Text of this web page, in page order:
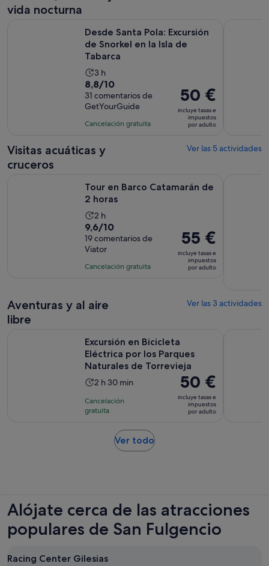
11 horas
vida nocturna
Desde Santa Pola: Excursión
de Snorkel en la Isla de
Tabarca
La
duración
de
la
actividad
de
3 horas
3 h
8.8
sobre
10
con
comentarios
8,8/10
31 comentarios de
GetYourGuide
Cancelación gratuita
El
precio
es
de
por
50 €
incluye tasas e
impuestos
por adulto
Visitas acuáticas y
cruceros
Ver las 5 actividades
Tour en Barco Catamarán de
2 horas
La
duración
de
la
actividad
2 horas
2 h
9.6
sobre
10
con
9,6/10
19 comentarios de
Viator
Cancelación gratuita
El
precio
es
de
adulto
55 €
incluye tasas e
impuestos
por adulto
Aventuras y al aire
libre
Ver las 3 actividades
Excursión en Bicicleta
Eléctrica por los Parques
Naturales de Torrevieja
La
de
actividad
2 h 30 min
Cancelación
gratuita
El
precio
es
de
50 €
incluye tasas e
impuestos
por adulto
Ver todoSe
Alójate cerca de las atracciones
populares de San Fulgencio
Racing Center Gilesias